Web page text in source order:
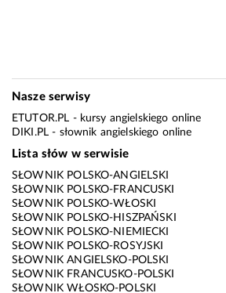
Nasze serwisy
ETUTOR.PL - kursy angielskiego online
DIKI.PL - słownik angielskiego online
Lista słów w serwisie
SŁOWNIK POLSKO-ANGIELSKI
SŁOWNIK POLSKO-FRANCUSKI
SŁOWNIK POLSKO-WŁOSKI
SŁOWNIK POLSKO-HISZPAŃSKI
SŁOWNIK POLSKO-NIEMIECKI
SŁOWNIK POLSKO-ROSYJSKI
SŁOWNIK ANGIELSKO-POLSKI
SŁOWNIK FRANCUSKO-POLSKI
SŁOWNIK WŁOSKO-POLSKI